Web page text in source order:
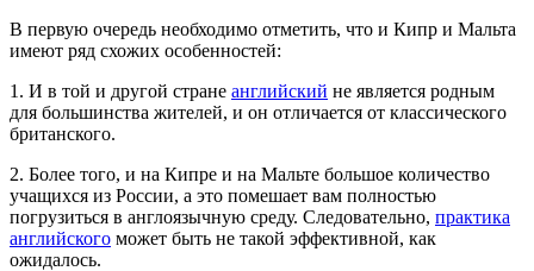
В первую очередь необходимо отметить, что и Кипр и Мальта
имеют ряд схожих особенностей:
1. И в той и другой стране английский не является родным
для большинства жителей, и он отличается от классического
британского.
2. Более того, и на Кипре и на Мальте большое количество
учащихся из России, а это помешает вам полностью
погрузиться в англоязычную среду. Следовательно, практика
английского может быть не такой эффективной, как
ожидалось.